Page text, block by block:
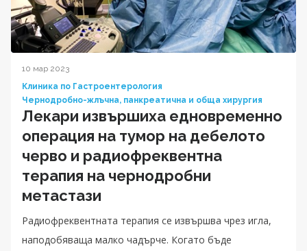
10 мар 2023
Клиника по Гастроентерология
Чернодробно-жлъчна, панкреатична и обща хирургия
Лекари извършиха едновременно
операция на тумор на дебелото
черво и радиофреквентна
терапия на чернодробни
метастази
Радиофреквентната терапия се извършва чрез игла,
наподобяваща малко чадърче. Когато бъде